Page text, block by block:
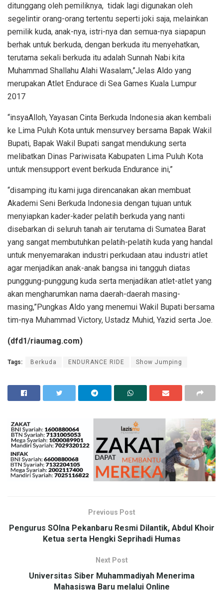
ditunggang oleh pemiliknya, tidak lagi digunakan oleh
segelintir orang-orang tertentu seperti joki saja, melainkan
pemilik kuda, anak-nya, istri-nya dan semua-nya siapapun
berhak untuk berkuda, dengan berkuda itu menyehatkan,
terutama sekali berkuda itu adalah Sunnah Nabi kita
Muhammad Shallahu Alahi Wasalam,”Jelas Aldo yang
merupakan Atlet Endurace di Sea Games Kuala Lumpur
2017
“insyaAlloh, Yayasan Cinta Berkuda Indonesia akan kembali
ke Lima Puluh Kota untuk mensurvey bersama Bapak Wakil
Bupati, Bapak Wakil Bupati sangat mendukung serta
melibatkan Dinas Pariwisata Kabupaten Lima Puluh Kota
untuk mensupport event berkuda Endurance ini,”
“disamping itu kami juga direncanakan akan membuat
Akademi Seni Berkuda Indonesia dengan tujuan untuk
menyiapkan kader-kader pelatih berkuda yang nanti
disebarkan di seluruh tanah air terutama di Sumatea Barat
yang sangat membutuhkan pelatih-pelatih kuda yang handal
untuk menyemarakan industri perkudaan atau industri atlet
agar menjadikan anak-anak bangsa ini tangguh diatas
punggung-punggung kuda serta menjadikan atlet-atlet yang
akan mengharumkan nama daerah-daerah masing-
masing,”Pungkas Aldo yang menemui Wakil Bupati bersama
tim-nya Muhammad Victory, Ustadz Muhid, Yazid serta Joe.
(dfd1/riaumag.com)
Tags: Berkuda ENDURANCE RIDE Show Jumping
Previous Post
Pengurus SOIna Pekanbaru Resmi Dilantik, Abdul Khoir
Ketua serta Hengki Seprihadi Humas
Next Post
Universitas Siber Muhammadiyah Menerima
Mahasiswa Baru melalui Online